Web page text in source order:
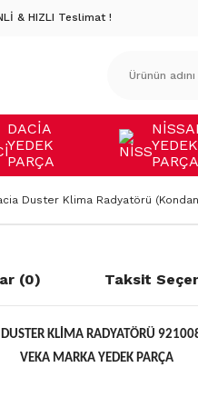
& HIZLI Teslimat !
DACİA
YEDEK
PARÇA
YEDEK
PARÇA
Duster Klima Radyatörü
(0) Taksit
KLİMA RADYATÖRÜ
VEKA MARKA YEDEK PARÇA